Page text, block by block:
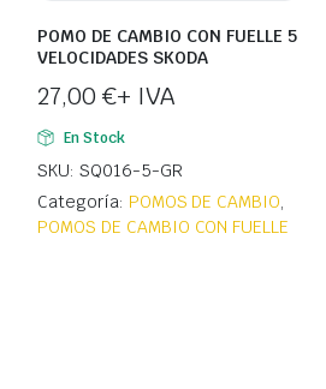
POMO DE CAMBIO CON FUELLE 5
VELOCIDADES SKODA
27,00 €+ IVA
En Stock
SKU: SQ016-5-GR
Categoría: POMOS DE CAMBIO,
POMOS DE CAMBIO CON FUELLE